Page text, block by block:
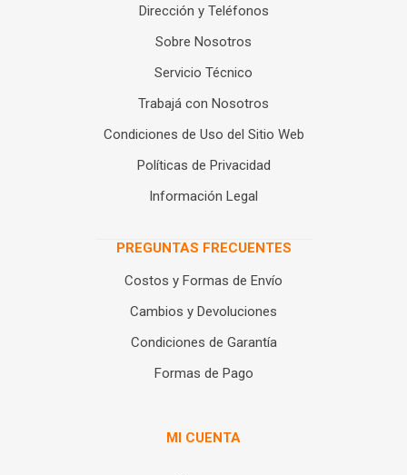
Dirección y Teléfonos
Sobre Nosotros
Servicio Técnico
Trabajá con Nosotros
Condiciones de Uso del Sitio Web
Políticas de Privacidad
Información Legal
PREGUNTAS FRECUENTES
Costos y Formas de Envío
Cambios y Devoluciones
Condiciones de Garantía
Formas de Pago
MI CUENTA